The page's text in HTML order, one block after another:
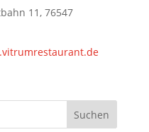
11, 76547